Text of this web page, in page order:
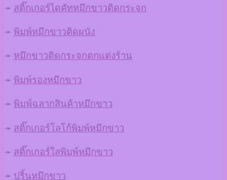
➛ สติ๊กเกอร์ไดคัทหมึกขาวติดกระจก
➛ พิมพ์หมึกขาวติดผนัง
➛ หมึกขาวติดกระจกตกแต่งร้าน
➛ พิมพ์รองหมึกขาว
➛ พิมพ์ฉลากสินค้าหมึกขาว
➛ สติ๊กเกอร์โลโก้พิมพ์หมึกขาว
➛ สติ๊กเกอร์ใสพิมพ์หมึกขาว
➛ ปริ้นหมึกขาว